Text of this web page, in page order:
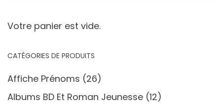
Votre panier est vide.
CATÉGORIES DE PRODUITS
Affiche Prénoms (26)
Albums BD Et Roman Jeunesse (12)